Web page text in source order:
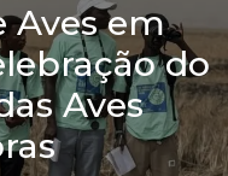
Aves em
do
Aves